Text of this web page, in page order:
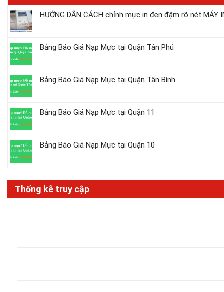
HƯỚNG DẪN CÁCH chỉnh mực in đen đậm rõ nét MÁY
Bảng Báo Giá Nạp Mực tại Quận Tân Phú
Bảng Báo Giá Nạp Mực tại Quận Tân Bình
Bảng Báo Giá Nạp Mực tại Quận 11
Bảng Báo Giá Nạp Mực tại Quận 10
Thống kê truy cập